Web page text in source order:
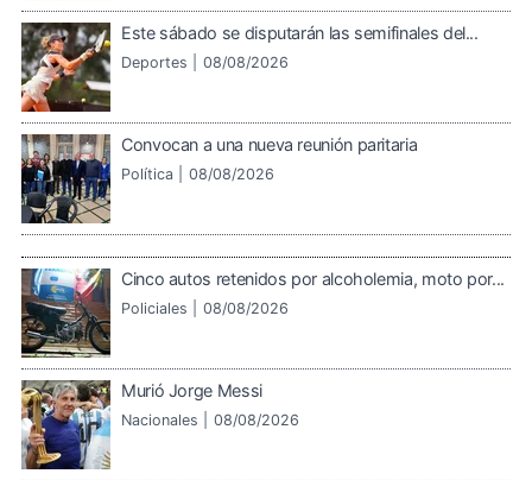
Este sábado se disputarán las semifinales del...
Deportes | 08/08/2026
Convocan a una nueva reunión paritaria
Política | 08/08/2026
Cinco autos retenidos por alcoholemia, moto por...
Policiales | 08/08/2026
Murió Jorge Messi
Nacionales | 08/08/2026